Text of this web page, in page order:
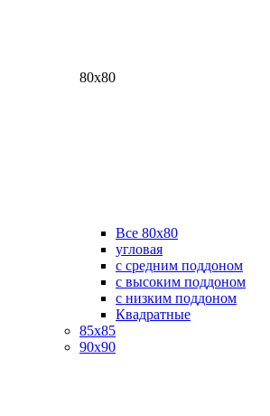
80х80
Все 80х80
угловая
с средним поддоном
с высоким поддоном
с низким поддоном
Квадратные
85х85
90х90